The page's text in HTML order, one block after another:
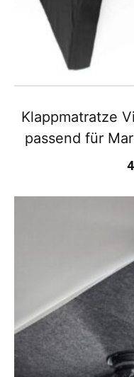
Klappmatratze
passend für